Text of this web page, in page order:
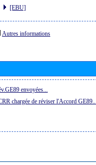
[EBU]
Autres informations
envoyées...
chargée de réviser l'Accord